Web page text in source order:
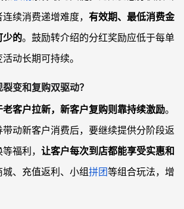
续消费递增难度， 有效期、最低消费金
少的。鼓励转介绍的分红奖励应低于每单
动长期可持续。
变和复购双驱动？
客户拉新，新客户复购则靠持续激励。
动新客户消费后，要继续提供分阶段返
福利， 让客户每次到店都能享受实惠和
、充值返利、小组拼团等组合玩法，增